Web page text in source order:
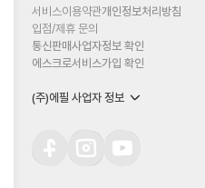
서비스이용약관개인정보처리방침
입점/제휴 문의
통신판매사업자정보 확인
에스크로서비스가입 확인
(주)에필 사업자 정보